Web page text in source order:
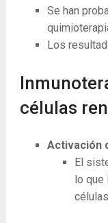
Se han
Los
células
Activación
El
lo que